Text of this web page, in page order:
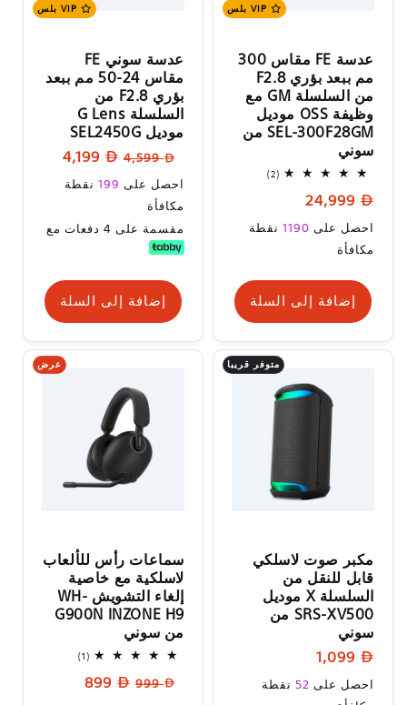
عدسة FE مقاس 300
مم ببعد بؤري F2.8
من السلسلة GM مع
وظيفة OSS موديل
SEL-300F28GM من
سوني
(2)
2
السعر
العادي
السعر
العادي
احصل على 1190 نقطة
مكافأة
إضافة إلى السلة
عدسة سوني FE
مقاس 24-50 مم ببعد
بؤري F2.8 من
السلسلة G Lens
موديل SEL2450G
السعر
العادي
4,599
سعر
البيع
سعر
البيع
احصل على 199 نقطة
مكافأة
مقسمة على 4 دفعات مع
إضافة إلى السلة
متوفر قريبا
مكبر صوت لاسلكي
قابل للنقل من
السلسلة X موديل
SRS-XV500 من
سوني
السعر
العادي
السعر
احصل على 52 نقطة
عرض
سماعات رأس للألعاب
لاسلكية مع خاصية
إلغاء التشويش WH-
G900N INZONE H9
من سوني
(1)
1
السعر
999
سعر